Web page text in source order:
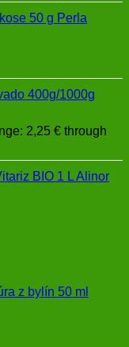
50 g Perla
400g/1000g
2,25 € through
BIO 1 L Alinor
z bylín 50 ml